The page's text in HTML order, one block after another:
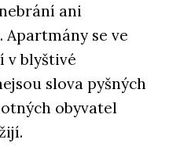
ani
Apartmány se ve
v blyštivé
slova pyšných
obyvatel